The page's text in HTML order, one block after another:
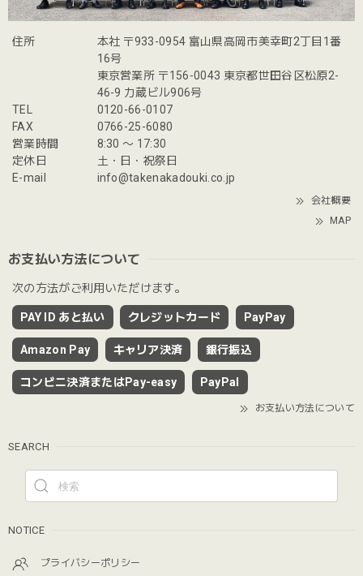
住所
本社 〒933-0954 富山県高岡市美幸町2丁目1番
16号
東京営業所 〒156-0043 東京都世田谷区松原2-
46-9 力蔵ビル906号
TEL
0120-66-0107
FAX
0766-25-6080
営業時間
8:30 〜 17:30
定休日
土・日・祝祭日
E-mail
info@takenakadouki.co.jp
会社概要
MAP
お支払い方法について
次の方法がご利用いただけます。
PAY ID あと払い クレジットカード PayPay
Amazon Pay キャリア決済 銀行振込
コンビニ決済またはPay-easy PayPal
お支払い方法について
SEARCH
NOTICE
プライバシーポリシー